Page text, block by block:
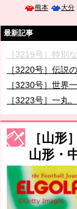
熊本
大分
最新記事
［3219号］特別
［3220号］伝説
［3230号］世界
［3223号］一丸
［3222号］史上
長谷川 アーリア
［山形
山形・